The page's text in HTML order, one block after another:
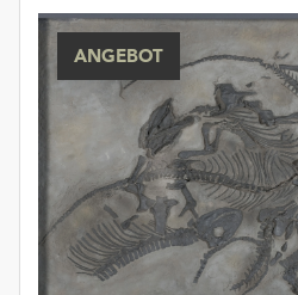
Einstellungen
Schaltfläche
„Auswählen“.
Weitere
Informationen
finden
ANGEBOT